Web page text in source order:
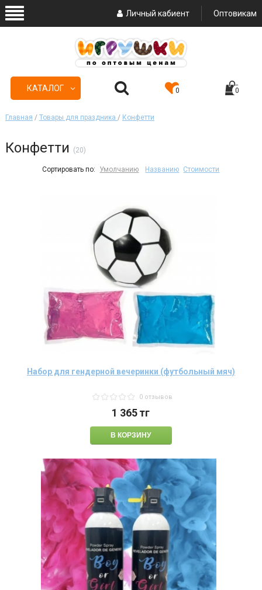
Личный кабиент Оптовикам
КАТАЛОГ 0 0
Главная / Товары для праздника / Конфетти
Конфетти (20)
Сортировать по: Умолчанию Названию Стоимости
Набор для гендерной вечеринки (футбольный мяч)
0 отзывов
1 365тг